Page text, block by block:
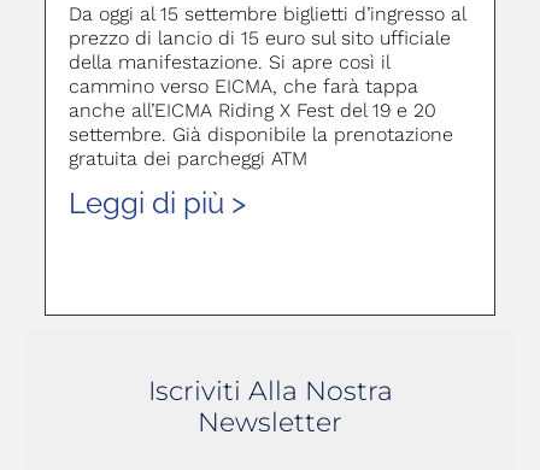
Da oggi al 15 settembre biglietti d’ingresso al
prezzo di lancio di 15 euro sul sito ufficiale
della manifestazione. Si apre così il
cammino verso EICMA, che farà tappa
anche all’EICMA Riding X Fest del 19 e 20
settembre. Già disponibile la prenotazione
gratuita dei parcheggi ATM
Leggi di più >
Iscriviti Alla Nostra
Newsletter